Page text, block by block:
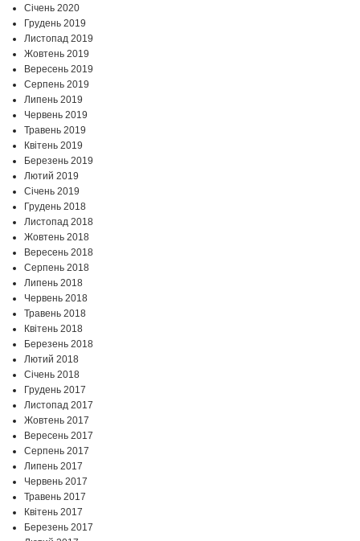
Січень 2020
Грудень 2019
Листопад 2019
Жовтень 2019
Вересень 2019
Серпень 2019
Липень 2019
Червень 2019
Травень 2019
Квітень 2019
Березень 2019
Лютий 2019
Січень 2019
Грудень 2018
Листопад 2018
Жовтень 2018
Вересень 2018
Серпень 2018
Липень 2018
Червень 2018
Травень 2018
Квітень 2018
Березень 2018
Лютий 2018
Січень 2018
Грудень 2017
Листопад 2017
Жовтень 2017
Вересень 2017
Серпень 2017
Липень 2017
Червень 2017
Травень 2017
Квітень 2017
Березень 2017